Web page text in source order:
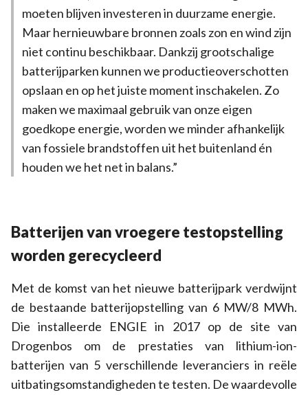
moeten blijven investeren in duurzame energie.
Maar hernieuwbare bronnen zoals zon en wind zijn
niet continu beschikbaar. Dankzij grootschalige
batterijparken kunnen we productieoverschotten
opslaan en op het juiste moment inschakelen. Zo
maken we maximaal gebruik van onze eigen
goedkope energie, worden we minder afhankelijk
van fossiele brandstoffen uit het buitenland én
houden we het net in balans.”
Batterijen van vroegere testopstelling
worden gerecycleerd
Met de komst van het nieuwe batterijpark verdwijnt
de bestaande batterijopstelling van 6 MW/8 MWh.
Die installeerde ENGIE in 2017 op de site van
Drogenbos om de prestaties van lithium-ion-
batterijen van 5 verschillende leveranciers in reële
uitbatingsomstandigheden te testen. De waardevolle